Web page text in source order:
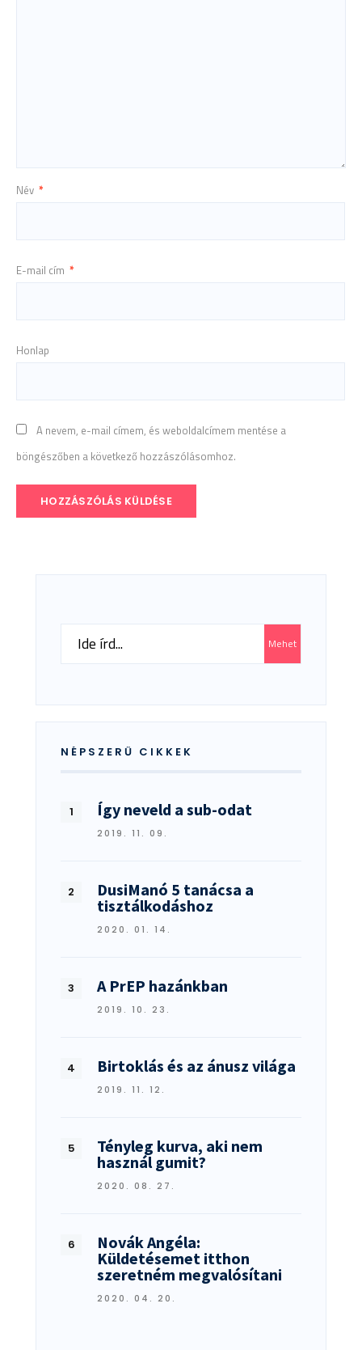
Név *
E-mail cím *
Honlap
A nevem, e-mail címem, és weboldalcímem mentése a
böngészőben a következő hozzászólásomhoz.
Search
Mehet
NÉPSZERŰ CIKKEK
Így neveld a sub-odat
2019. 11. 09.
DusiManó 5 tanácsa a
tisztálkodáshoz
2020. 01. 14.
A PrEP hazánkban
2019. 10. 23.
Birtoklás és az ánusz világa
2019. 11. 12.
Tényleg kurva, aki nem
használ gumit?
2020. 08. 27.
Novák Angéla:
Küldetésemet itthon
szeretném megvalósítani
2020. 04. 20.